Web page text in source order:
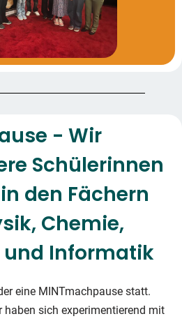
- Wir
Schülerinnen
den Fächern
Chemie,
Informatik
eine MINTmachpause statt.
haben sich experimentierend mit